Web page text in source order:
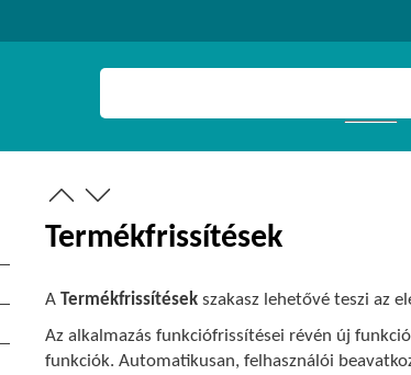
Termékfrissítések
ATermékfrissítések szakasz lehetővé teszi az
Az alkalmazás funkciófrissítései révén új
funkciók. Automatikusan, felhasználói